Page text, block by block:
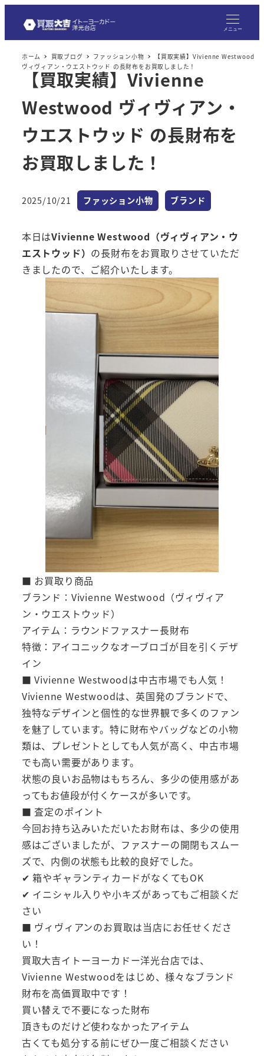
メニュー
ホーム 買取ブログ ファッション小物
【買取実績】Vivienne Westwood
ヴィヴィアン・ウエストウッド の長財布をお買取しました！
【買取実績】Vivienne
Westwood ヴィヴィアン・
ウエストウッド の長財布を
お買取しました！
投稿日
2025/10/21 カテゴリー
ファッション小物 カテゴリー
ブランド
本日はVivienne Westwood（ヴィヴィアン・ウ
エストウッド） の長財布をお買取りさせていただ
きましたので、ご紹介いたします。
■ お買取り商品
ブランド：Vivienne Westwood（ヴィヴィア
ン・ウエストウッド）
アイテム：ラウンドファスナー長財布
特徴：アイコニックなオーブロゴが目を引くデザ
イン
■ Vivienne Westwoodは中古市場でも人気！
Vivienne Westwoodは、英国発のブランドで、
独特なデザインと個性的な世界観で多くのファン
を魅了しています。特に財布やバッグなどの小物
類は、プレゼントとしても人気が高く、中古市場
でも高い需要があります。
状態の良いお品物はもちろん、多少の使用感があ
ってもお値段が付くケースが多いです。
■ 査定のポイント
今回お持ち込みいただいたお財布は、多少の使用
感はございましたが、ファスナーの開閉もスムー
ズで、内側の状態も比較的良好でした。
✔ 箱やギャランティカードがなくてもOK
✔ イニシャル入りや小キズがあってもご相談くだ
さい
■ ヴィヴィアンのお買取は当店にお任せくださ
い！
買取大吉イトーヨーカドー洋光台店では、
Vivienne Westwoodをはじめ、様々なブランド
財布を高価買取中です！
買い替えで不要になった財布
頂きものだけど使わなかったアイテム
古くても処分する前にぜひ一度ご相談ください